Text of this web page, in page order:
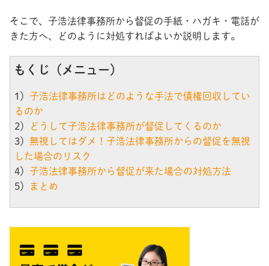
そこで、子浩法律事務所から督促の手紙・ハガキ・電話が
きた方へ、どのように対処すればよいか説明します。
もくじ（メニュー）
1） 子浩法律事務所はどのような手法で債権回収してい
るのか
2）
どうして子浩法律事務所が督促してくるのか
3） 無視してはダメ！子浩法律事務所からの督促を無視
した場合のリスク
4） 子浩法律事務所から督促が来た場合の対処方法
5）
まとめ